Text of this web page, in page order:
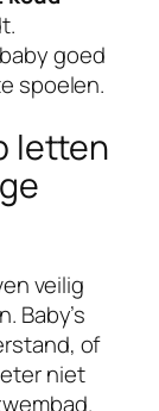
goed
spoelen.
letten
veilig
Baby’s
of
niet